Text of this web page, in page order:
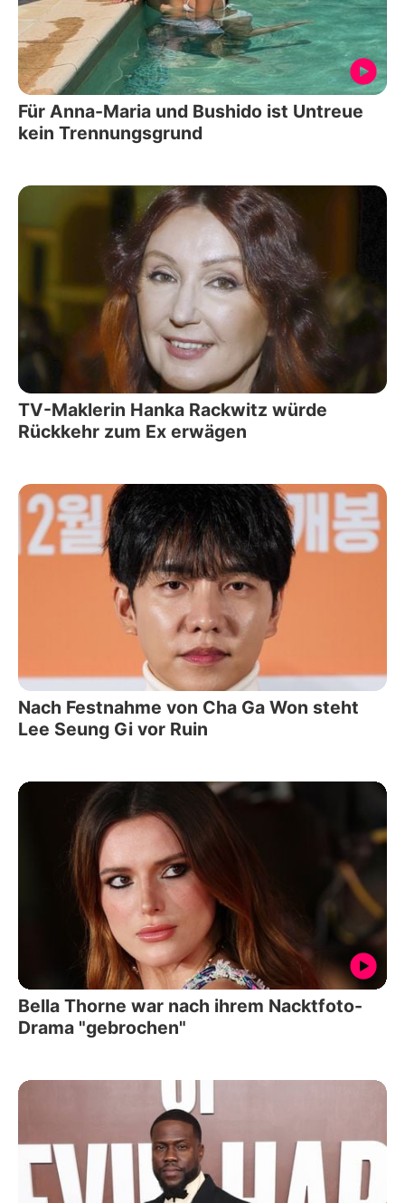
Für Anna-Maria und Bushido ist Untreue
kein Trennungsgrund
TV-Maklerin Hanka Rackwitz würde
Rückkehr zum Ex erwägen
Nach Festnahme von Cha Ga Won steht
Lee Seung Gi vor Ruin
Bella Thorne war nach ihrem Nacktfoto-
Drama "gebrochen"